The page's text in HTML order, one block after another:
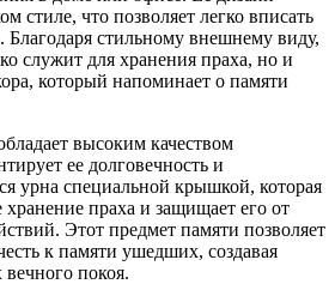
стиле, что позволяет легко вписать
стильному внешнему виду,
служит для хранения праха, но и
который напоминает о памяти
высоким качеством
ее долговечность и
урна специальной крышкой, которая
хранение праха и защищает его от
Этот предмет памяти позволяет
к памяти ушедших, создавая
вечного покоя.